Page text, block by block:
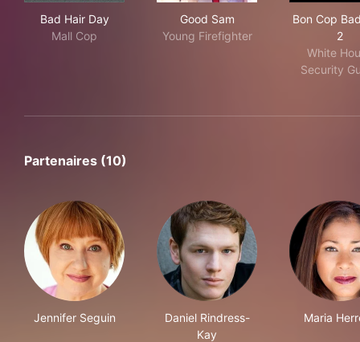
Bad Hair Day
Mall Cop
Good Sam
Young Firefighter
Bon Cop
2
White
Security
Partenaires (10)
Jennifer Seguin
Daniel Rindress-
Kay
Maria